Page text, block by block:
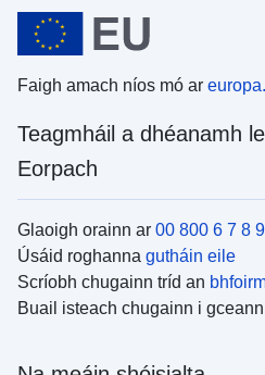
Faigh amach níos mó ar
Teagmháil a dhéanamh
Eorpach
Glaoigh orainn ar 00 800 6 7 8
Úsáid roghanna gutháin eile
Scríobh chugainn tríd an
Buail isteach chugainn i